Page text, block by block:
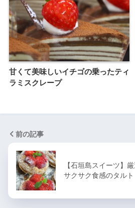
甘くて美味しいイチゴの乗ったティ
ラミスクレープ
前の記事
【石垣島スイーツ】
サクサク食感のタルト